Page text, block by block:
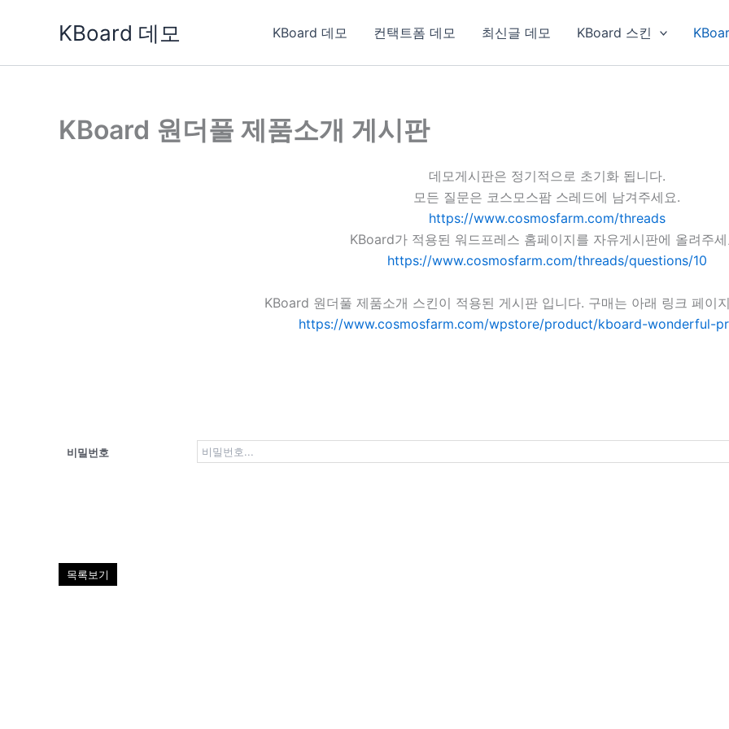
KBoard 데모 KBoard 데모 컨택트폼 데모 최신글 데모 KBoard 스킨
KBoard 원더풀 제품소개 게시판
데모게시판은 정기적으로 초기화 됩니다.
모든 질문은 코스모스팜 스레드에 남겨주세요.
https://www.cosmosfarm.com/threads
KBoard가 적용된 워드프레스 홈페이지를 자유게시판에 올려주세
https://www.cosmosfarm.com/threads/questions/10
KBoard 원더풀 제품소개 스킨이 적용된 게시판 입니다. 구매는 아래 링크 페이
https://www.cosmosfarm.com/wpstore/product/kboard-wonderful-
비밀번호
목록보기